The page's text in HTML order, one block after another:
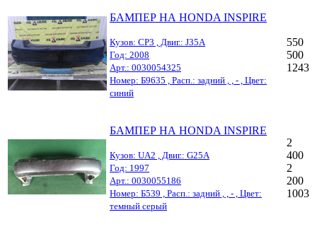
БАМПЕР НА HONDA INSPIRE
Кузов: CP3 , Двиг.: J35A
Год: 2008
Арт.: 0030054325
Номер: Б9635 , Расп.: задний , , - , Цвет:
синий
550
500
1243
БАМПЕР НА HONDA INSPIRE
Кузов: UA2 , Двиг.: G25A
Год: 1997
Арт.: 0030055186
Номер: Б539 , Расп.: задний , , - , Цвет:
темный серый
2
400
2
200
1003